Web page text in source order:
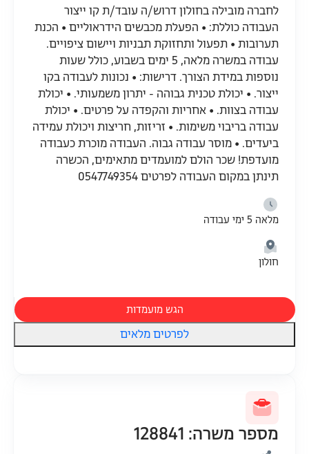
לחברה מובילה בחולון דרוש/ה עובד/ת קו ייצור
העבודה כוללת: • הפעלת מכבשים הידראוליים • הכנת
תערובות • תפעול ותחזוקת תבניות ויישום ציפויים.
עבודה במשרה מלאה, 5 ימים בשבוע, כולל שעות
נוספות במידת הצורך. דרישות: • נכונות לעבודה בקו
ייצור. • יכולת טכנית גבוהה - יתרון משמעותי. • יכולת
עבודה בצוות. • אחריות והקפדה על פרטים. • יכולת
עבודה בריבוי משימות. • זריזות, חריצות ויכולת עמידה
ביעדים. • מוסר עבודה גבוה. העבודה מוכרת כעבודה
מועדפת! שכר הולם למועמדים מתאימים, הכשרה
תינתן במקום העבודה לפרטים 0547749354
מלאה 5 ימי עבודה
חולון
הגש מועמדות
לפרטים מלאים
מספר משרה: 128841